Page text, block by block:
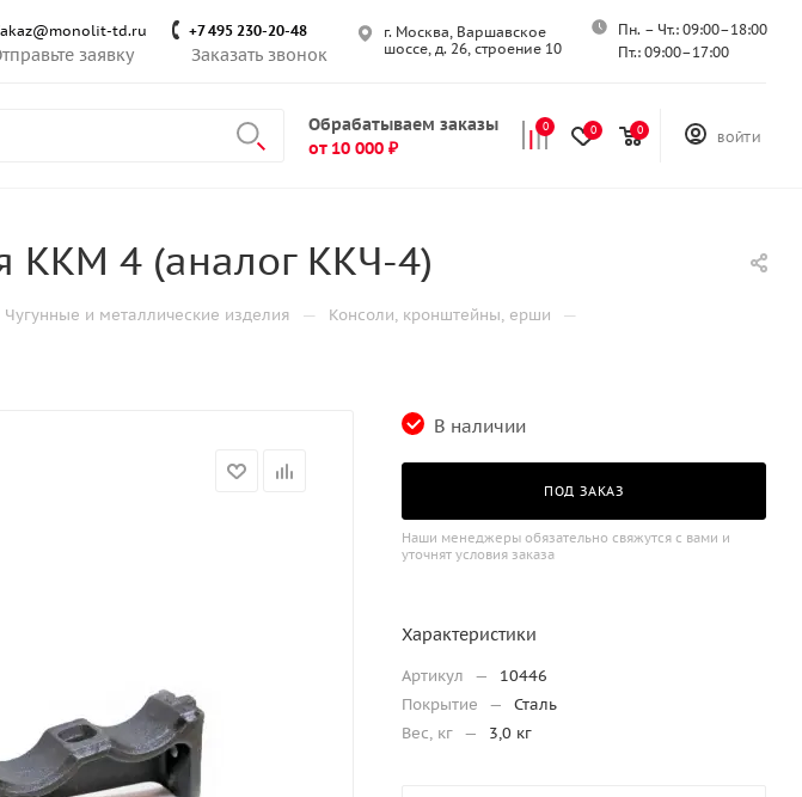
td.ru
заявку
+7 495 230-20-48
Заказать звонок
г. Москва, Варшавское
шоссе, д. 26, строение 10
Пн. – Чт.: 09:00–18:00
Пт.: 09:00–17:00
Обрабатываем заказы
от 10 000 ₽
0 0 0
ВОЙТИ
ККМ 4 (аналог ККЧ-4)
Чугунные и металлические изделия — Консоли, кронштейны, ерши —
В наличии
ПОД ЗАКАЗ
Наши менеджеры обязательно свяжутся с вами и
уточнят условия заказа
Характеристики
Артикул —
10446
Покрытие
—
Сталь
Вес, кг — 3,0 кг